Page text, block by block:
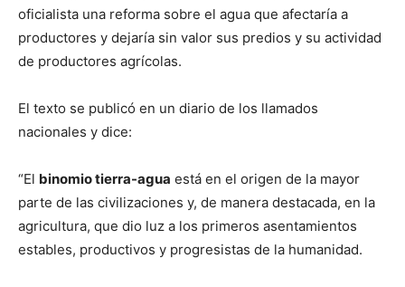
oficialista una reforma sobre el agua que afectaría a
productores y dejaría sin valor sus predios y su actividad
de productores agrícolas.
El texto se publicó en un diario de los llamados
nacionales y dice:
“El binomio tierra-agua está en el origen de la mayor
parte de las civilizaciones y, de manera destacada, en la
agricultura, que dio luz a los primeros asentamientos
estables, productivos y progresistas de la humanidad.